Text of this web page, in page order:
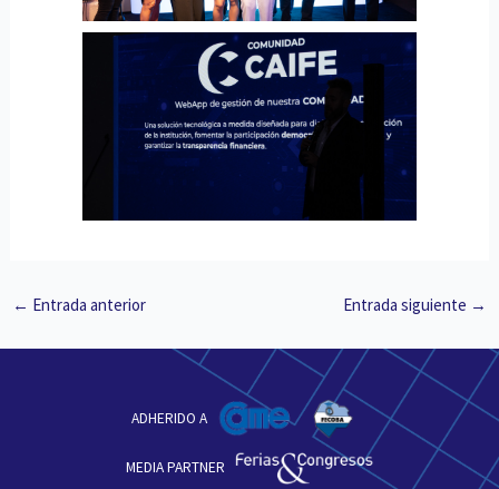
← Entrada anterior Entrada siguiente →
ADHERIDO A
MEDIA PARTNER